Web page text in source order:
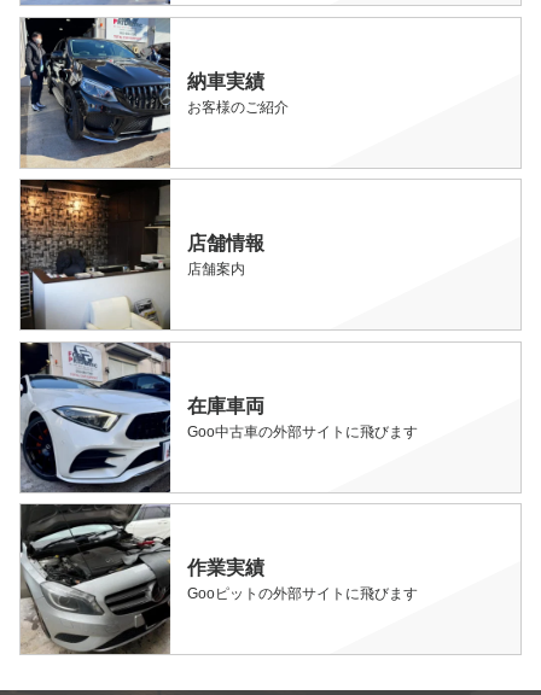
納車実績
お客様のご紹介
店舗情報
店舗案内
在庫車両
Goo中古車の外部サイトに飛びます
作業実績
Gooピットの外部サイトに飛びます